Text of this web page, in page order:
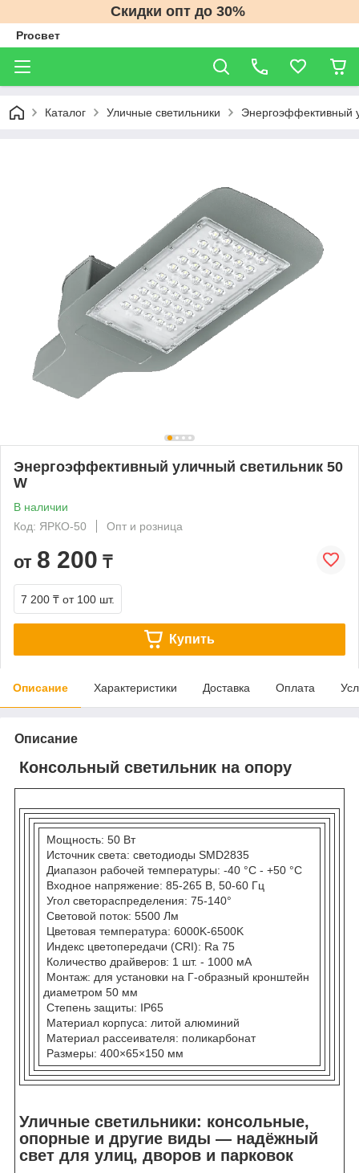
Скидки опт до 30%
Proсвет
Каталог Уличные светильники Энергоэффективный
Энергоэффективный уличный светильник 50
W
В наличии
Код: ЯРКО-50
Опт и розница
от 8 200 ₸
7 200 ₸ от 100 шт.
Купить
Описание Характеристики Доставка Оплата
Описание
Консольный светильник на опору
Мощность: 50 Вт
Источник света: светодиоды SMD2835
Диапазон рабочей температуры: -40 °C - +50 °C
Входное напряжение: 85-265 В, 50-60 Гц
Угол светораспределения: 75-140°
Световой поток: 5500 Лм
Цветовая температура: 6000K-6500K
Индекс цветопередачи (CRI): Ra 75
Количество драйверов: 1 шт. - 1000 мА
Монтаж: для установки на Г-образный кронштейн
диаметром 50 мм
Степень защиты: IP65
Материал корпуса: литой алюминий
Материал рассеивателя: поликарбонат
Размеры: 400×65×150 мм
Уличные светильники: консольные,
опорные и другие виды — надёжный
свет для улиц, дворов и парковок